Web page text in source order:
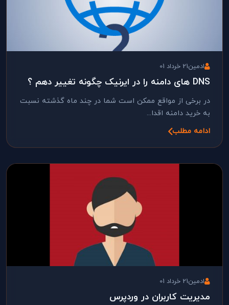
ادمین21 خرداد 01
DNS های دامنه را در ایرنیک چگونه تغییر دهم ؟
در برخی از مواقع ممکن است شما در چند ماه گذشته نسبت
به خرید دامنه اقدا...
ادامه مطلب
ادمین21 خرداد 01
مدیریت کاربران در وردپرس